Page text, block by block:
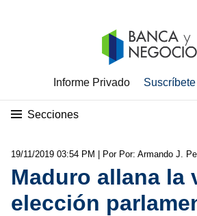
Informe Privado Suscríbete
Secciones
19/11/2019 03:54 PM | Por Por: Armando J.
Maduro allana la
elección